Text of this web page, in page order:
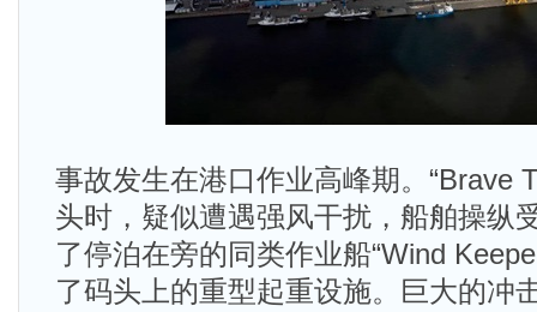
事故发生在港口作业高峰期。“Brave
头时，疑似遭遇强风干扰，船舶操纵
了停泊在旁的同类作业船“Wind
了码头上的重型起重设施。巨大的冲